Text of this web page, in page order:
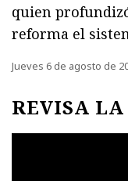
quien
reforma el
Jueves 6 de agosto de
REVISA